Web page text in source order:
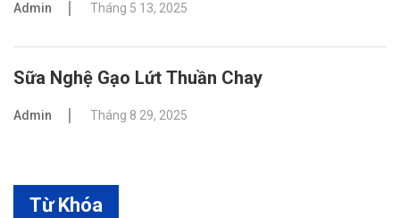
Admin Tháng 5 13, 2025
Sữa Nghệ Gạo Lứt Thuần Chay
Admin Tháng 8 29, 2025
Từ Khóa